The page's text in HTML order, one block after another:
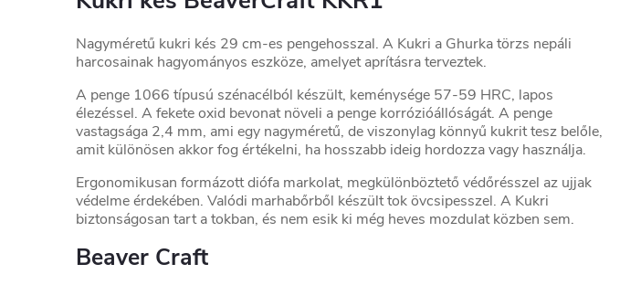
Nagyméretű kukri kés 29 cm-es pengehosszal. A Kukri a Ghurka törzs nepáli
harcosainak hagyományos eszköze, amelyet aprításra terveztek.
A penge 1066 típusú szénacélból készült, keménysége 57-59 HRC, lapos
élezéssel. A fekete oxid bevonat növeli a penge korrózióállóságát. A penge
vastagsága 2,4 mm, ami egy nagyméretű, de viszonylag könnyű kukrit tesz belőle,
amit különösen akkor fog értékelni, ha hosszabb ideig hordozza vagy használja.
Ergonomikusan formázott diófa markolat, megkülönböztető védőrésszel az ujjak
védelme érdekében. Valódi marhabőrből készült tok övcsipesszel. A Kukri
biztonságosan tart a tokban, és nem esik ki még heves mozdulat közben sem.
Beaver Craft